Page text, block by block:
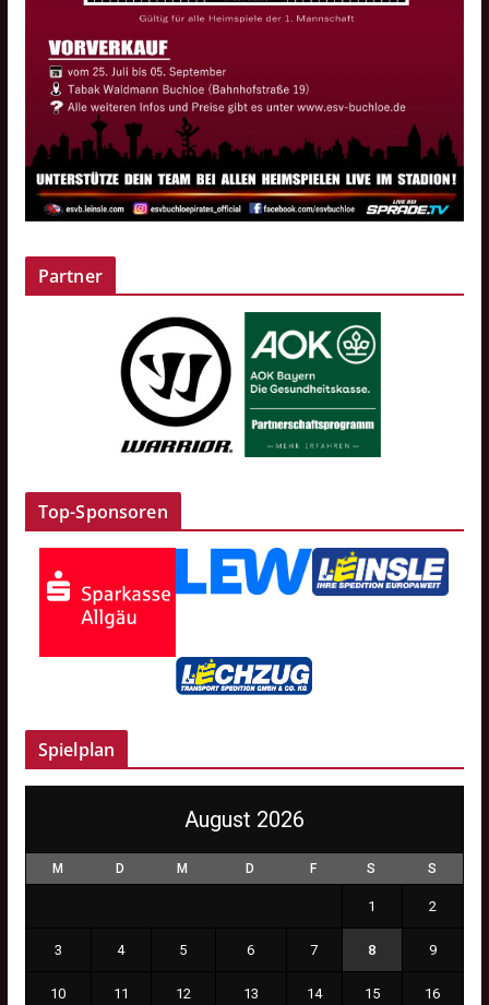
Partner
Top-Sponsoren
Spielplan
August 2026
M D M D F S S
1 2
3 4 5 6 7 8 9
10 11 12 13 14 15 16